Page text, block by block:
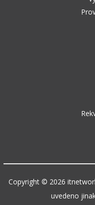
Copyright © 2026
uvedeno